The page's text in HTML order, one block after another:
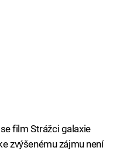
film Strážci galaxie
zvýšenému zájmu není